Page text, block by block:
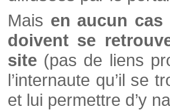
Mais en aucun
doivent se
site (pas de liens
l’internaute qu’il se
et lui permettre d’y